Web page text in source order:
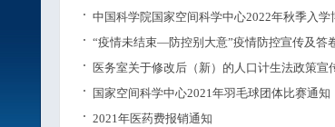
中国科学院国家空间科学中心2022年秋季入学
“疫情未结束—防控别大意”疫情防控宣传及答
医务室关于修改后（新）的人口计生法政策宣
国家空间科学中心2021年羽毛球团体比赛通知
2021年医药费报销通知